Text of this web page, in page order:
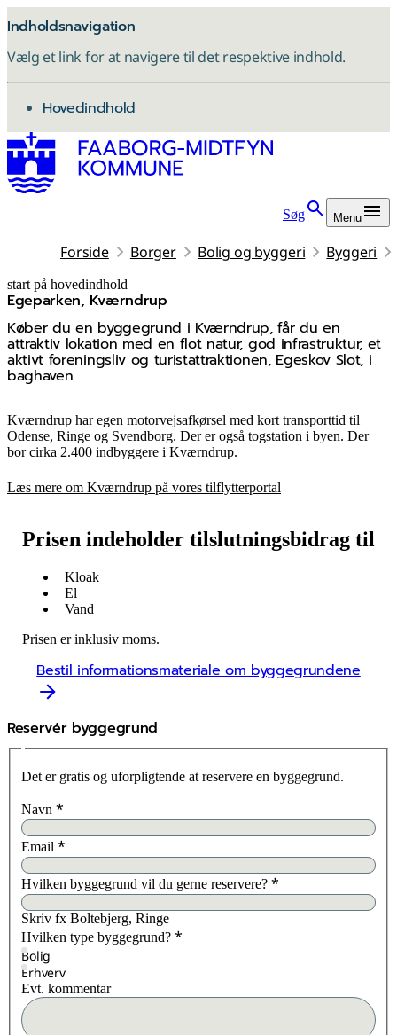
Indholdsnavigation
Vælg et link for at navigere til det respektive indhold.
gå til
Hovedindhold
Søg Menu
Forside Borger Bolig og byggeri Byggeri
start på hovedindhold
Egeparken, Kværndrup
Køber du en byggegrund i Kværndrup, får du en
attraktiv lokation med en flot natur, god infrastruktur, et
aktivt foreningsliv og turistattraktionen, Egeskov Slot, i
baghaven.
senest opdateret 21. maj 2026
Kværndrup har egen motorvejsafkørsel med kort transporttid til
Odense, Ringe og Svendborg. Der er også togstation i byen. Der
bor cirka 2.400 indbyggere i Kværndrup.
Læs mere om Kværndrup på vores tilflytterportal
Prisen indeholder tilslutningsbidrag til
Kloak
El
Vand
Prisen er inklusiv moms.
Bestil informationsmateriale om byggegrundene
Reservér byggegrund
Det er gratis og uforpligtende at reservere en byggegrund.
Navn *
Email *
Hvilken byggegrund vil du gerne reservere? *
Skriv fx Boltebjerg, Ringe
Hvilken type byggegrund? *
Bolig
Erhverv
Evt. kommentar